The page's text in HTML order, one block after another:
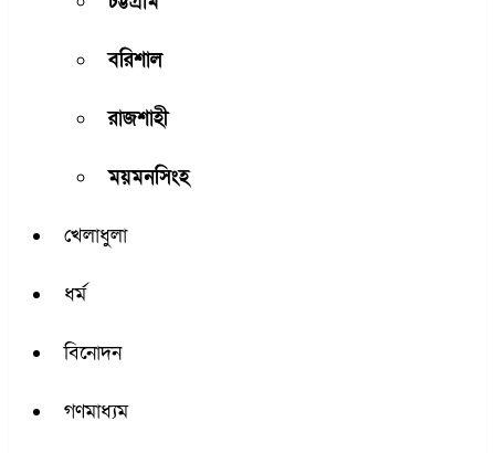
বরিশাল
রাজশাহী
ময়মনসিংহ
খেলাধুলা
ধর্ম
বিনোদন
গণমাধ্যম